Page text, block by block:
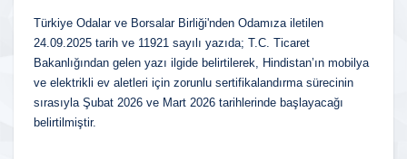
Türkiye Odalar ve Borsalar Birliği'nden Odamıza iletilen
24.09.2025 tarih ve 11921 sayılı yazıda; T.C. Ticaret
Bakanlığından gelen yazı ilgide belirtilerek, Hindistan’ın mobilya
ve elektrikli ev aletleri için zorunlu sertifikalandırma sürecinin
sırasıyla Şubat 2026 ve Mart 2026 tarihlerinde başlayacağı
belirtilmiştir.